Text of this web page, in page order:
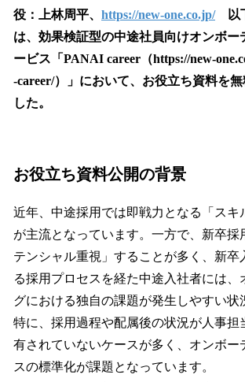
役：上林周平、 https://new-one.co.jp/以下
は、効果検証型の中途社員向けオンボー
ービス「PANAI career（https://new-
-career/）」において、お役立ち資料を
した。
お役立ち資料公開の背景
近年、中途採用では即戦力となる「スキ
が主流となっています。一方で、新卒採
テンシャル重視」することが多く、新卒
る採用プロセスを経た中途入社者には、
グにおける独自の課題が発生しやすい状
特に、採用過程や配属後の状況が人事担
有されていないケースが多く、オンボー
スの標準化が課題となっています。